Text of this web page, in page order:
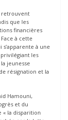
retrouvent
que les
financières
à cette
à une
les
jeunesse
résignation et la
Hamouni,
et du
« la disparition